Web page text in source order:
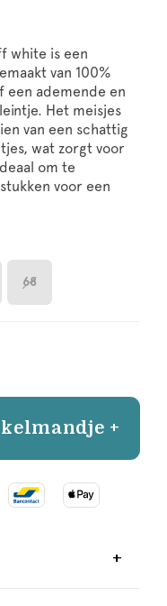
white is een
van 100%
een ademende en
Het meisjes
van een schattig
wat zorgt voor
om te
voor een
68
+